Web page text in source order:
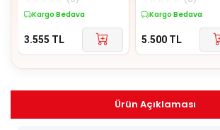
Kargo Bedava
3.555 TL
Kargo Bedava
5.500 TL
Ürün Açıklaması